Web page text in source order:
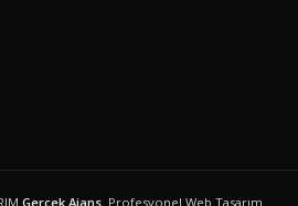
Gerçek Ajans. Profesyonel Web Tasarım